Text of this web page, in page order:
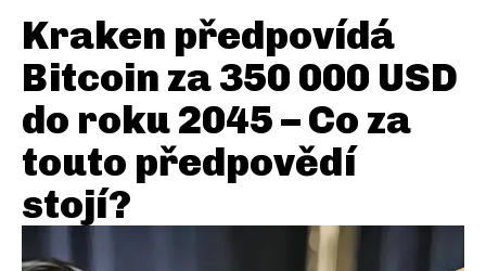
Kraken předpovídá
Bitcoin za 350 000 USD
do roku 2045 – Co za
touto předpovědí
stojí?